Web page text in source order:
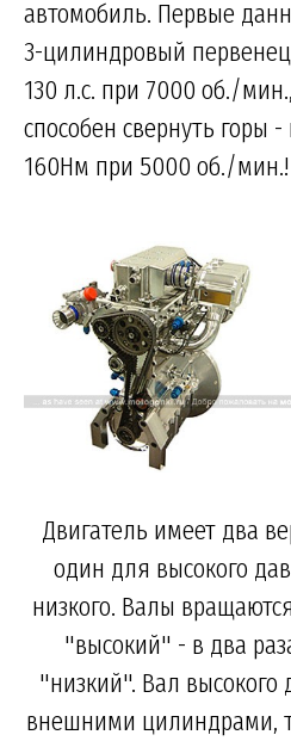
автомобиль. Первые
3-цилиндровый
130 л.с. при 7000 об./
способен свернуть горы
160Нм при 5000 об./мин.!
Двигатель имеет два
один для высокого
низкого. Валы
"высокий" - в два
"низкий". Вал высокого
внешними цилиндрами,